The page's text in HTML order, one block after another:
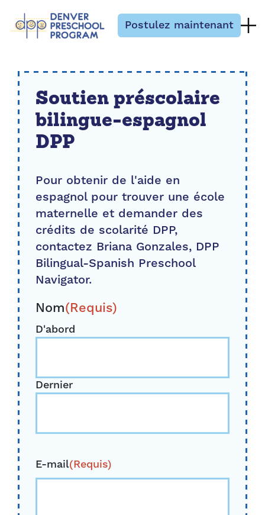
Postulez maintenant
Soutien préscolaire
bilingue-espagnol
DPP
Pour obtenir de l'aide en
espagnol pour trouver une école
maternelle et demander des
crédits de scolarité DPP,
contactez Briana Gonzales, DPP
Bilingual-Spanish Preschool
Navigator.
Nom(Requis)
D'abord
Dernier
E-mail(Requis)